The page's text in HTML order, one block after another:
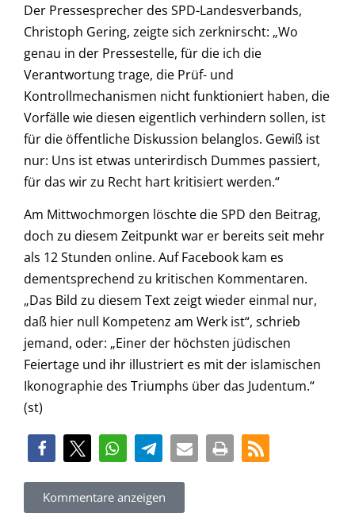
Der Pressesprecher des SPD-Landesverbands,
Christoph Gering, zeigte sich zerknirscht: „Wo
genau in der Pressestelle, für die ich die
Verantwortung trage, die Prüf- und
Kontrollmechanismen nicht funktioniert haben, die
Vorfälle wie diesen eigentlich verhindern sollen, ist
für die öffentliche Diskussion belanglos. Gewiß ist
nur: Uns ist etwas unterirdisch Dummes passiert,
für das wir zu Recht hart kritisiert werden.“
Am Mittwochmorgen löschte die SPD den Beitrag,
doch zu diesem Zeitpunkt war er bereits seit mehr
als 12 Stunden online. Auf Facebook kam es
dementsprechend zu kritischen Kommentaren.
„Das Bild zu diesem Text zeigt wieder einmal nur,
daß hier null Kompetenz am Werk ist“, schrieb
jemand, oder: „Einer der höchsten jüdischen
Feiertage und ihr illustriert es mit der islamischen
Ikonographie des Triumphs über das Judentum.“
(st)
Kommentare anzeigen